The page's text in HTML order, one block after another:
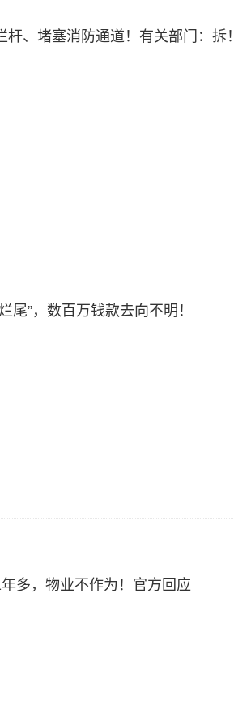
、堵塞消防通道！有关部门：拆！
尾”，数百万钱款去向不明！
多，物业不作为！官方回应